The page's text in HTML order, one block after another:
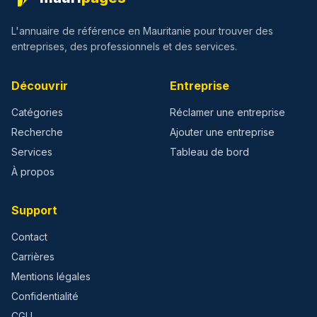
L'annuaire de référence en Mauritanie pour trouver des
entreprises, des professionnels et des services.
Découvrir
Catégories
Recherche
Services
À propos
Entreprise
Réclamer une entreprise
Ajouter une entreprise
Tableau de bord
Support
Contact
Carrières
Mentions légales
Confidentialité